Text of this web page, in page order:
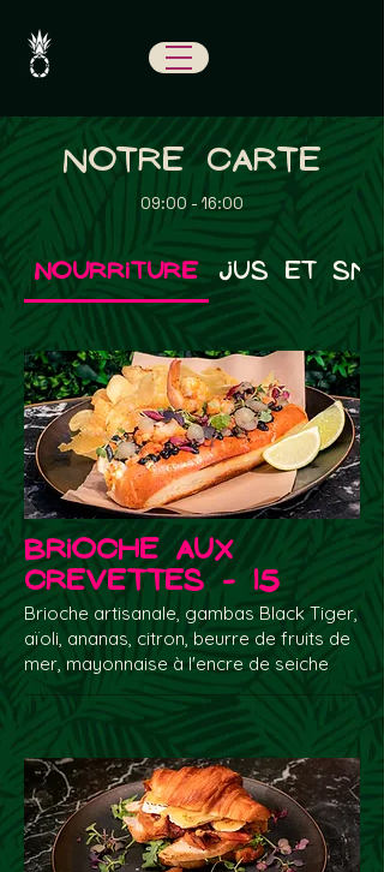
Notre Carte
09:00 - 16:00
nourriture Jus et
Brioche aux
crevettes - 15
Brioche artisanale, gambas Black Tiger,
aïoli, ananas, citron, beurre de fruits de
mer, mayonnaise à l'encre de seiche